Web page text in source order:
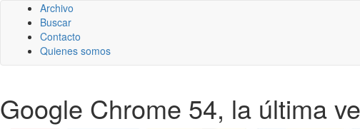
Archivo
Buscar
Contacto
Quienes somos
Google Chrome 54, la última